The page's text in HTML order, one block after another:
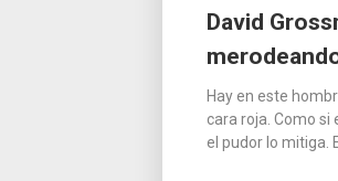
David
Hay en este
cara roja. Como si
el pudor lo mitiga.